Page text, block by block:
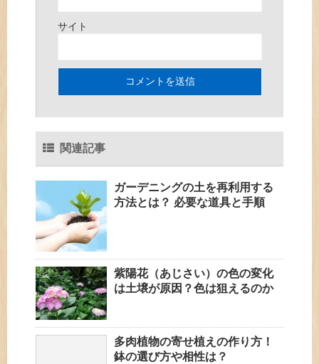
サイト
関連記事
ガーデニングの土を再利用する
方法とは？ 必要な道具と手順
紫陽花（あじさい）の色の変化
は土壌が原因？色は狙えるのか
多肉植物の寄せ植えの作り方！
鉢の選び方や相性は？